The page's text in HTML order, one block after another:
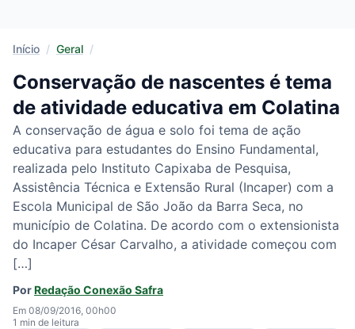
Início / Geral /
Conservação de nascentes é tema
de atividade educativa em Colatina
A conservação de água e solo foi tema de ação
educativa para estudantes do Ensino Fundamental,
realizada pelo Instituto Capixaba de Pesquisa,
Assistência Técnica e Extensão Rural (Incaper) com a
Escola Municipal de São João da Barra Seca, no
município de Colatina. De acordo com o extensionista
do Incaper César Carvalho, a atividade começou com
[…]
PorRedação Conexão Safra
Em 08/09/2016, 00h00
1 min de leitura